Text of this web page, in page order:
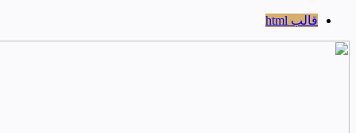
قالب html